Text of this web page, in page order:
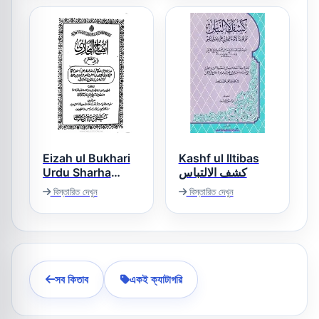
Eizah ul Bukhari
Urdu Sharha
Sahihul Bukhari
ایضاح البخاری اردو
شرح صحیح البخاری
বিস্তারিত দেখুন
Kashf ul Iltibas
کشف الالتباس
বিস্তারিত দেখুন
সব কিতাব একই ক্যাটাগরি